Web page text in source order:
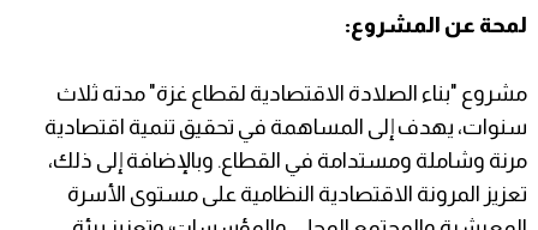
لمحة عن المشروع:
مشروع "بناء الصلادة الاقتصادية لقطاع غزة" مدته ثلاث
سنوات، يهدف إلى المساهمة في تحقيق تنمية اقتصادية
مرنة وشاملة ومستدامة في القطاع. وبالإضافة إلى ذلك،
تعزيز المرونة الاقتصادية النظامية على مستوى الأسرة